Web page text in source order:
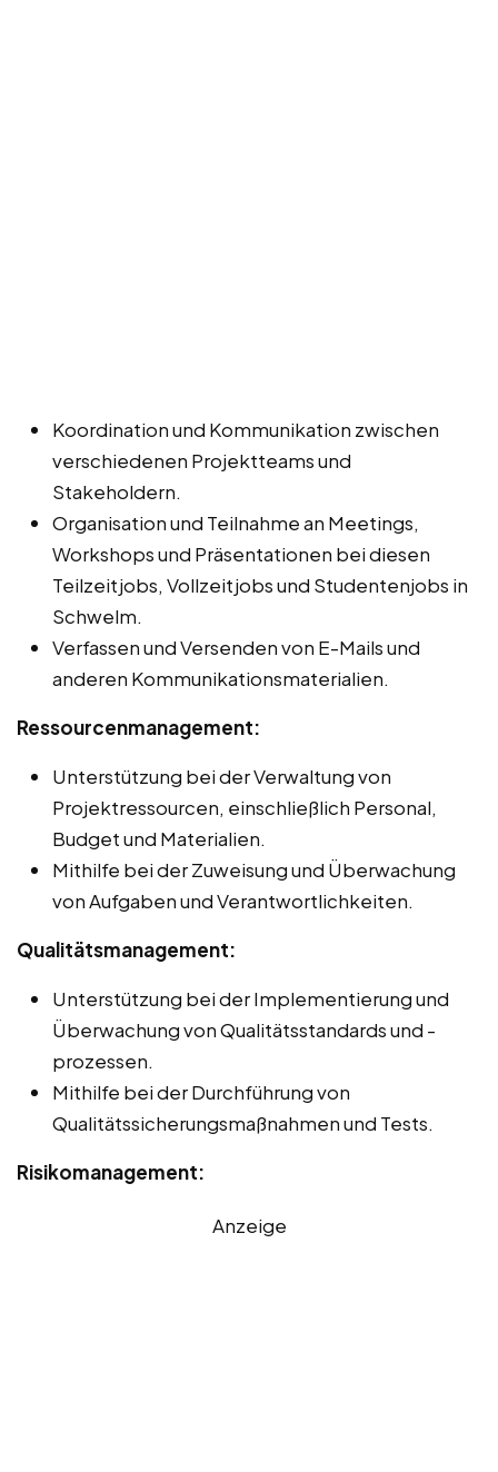
Koordination und Kommunikation zwischen
verschiedenen Projektteams und
Stakeholdern.
Organisation und Teilnahme an Meetings,
Workshops und Präsentationen bei diesen
Teilzeitjobs, Vollzeitjobs und Studentenjobs in
Schwelm.
Verfassen und Versenden von E-Mails und
anderen Kommunikationsmaterialien.
Ressourcenmanagement:
Unterstützung bei der Verwaltung von
Projektressourcen, einschließlich Personal,
Budget und Materialien.
Mithilfe bei der Zuweisung und Überwachung
von Aufgaben und Verantwortlichkeiten.
Qualitätsmanagement:
Unterstützung bei der Implementierung und
Überwachung von Qualitätsstandards und -
prozessen.
Mithilfe bei der Durchführung von
Qualitätssicherungsmaßnahmen und Tests.
Risikomanagement:
Anzeige